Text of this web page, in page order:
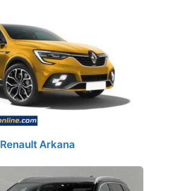
Renault Arkana